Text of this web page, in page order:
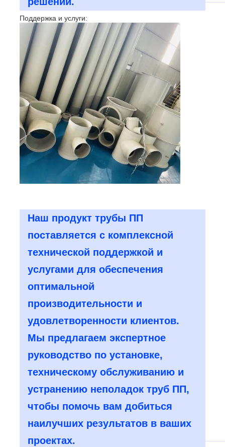
Поддержка и услуги:
Наш продукт трубы ПП
поставляется с комплексной
технической поддержкой и
услугами для обеспечения
оптимальной
производительности и
удовлетворенности клиентов.
Мы предлагаем экспертное
руководство по установке,
техническому обслуживанию и
устранению неполадок труб ПП,
чтобы помочь вам добиться
наилучших результатов в ваших
проектах.